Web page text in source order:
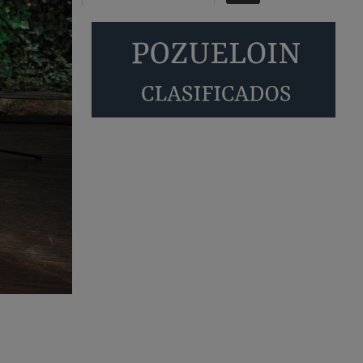
Pozuelo desbloquea
Grande: las obras …